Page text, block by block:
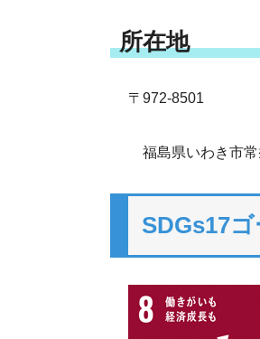
所在地
〒972-8501
福島県いわき市常
SDGs17